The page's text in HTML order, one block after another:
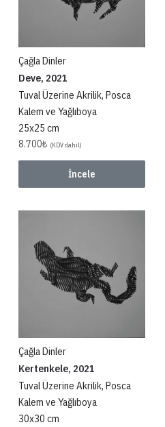
Çağla Dinler
Deve, 2021
Tuval Üzerine Akrilik, Posca
Kalem ve Yağlıboya
25x25 cm
8.700₺ (KDV dahil)
İncele
Çağla Dinler
Kertenkele, 2021
Tuval Üzerine Akrilik, Posca
Kalem ve Yağlıboya
30x30 cm